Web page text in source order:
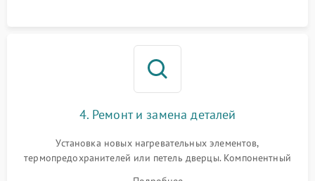
4. Ремонт и замена деталей
Установка новых нагревательных элементов,
термопредохранителей или петель дверцы. Компонентный